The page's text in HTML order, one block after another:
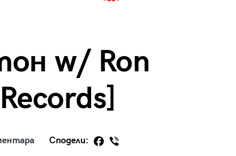
w/ Ron
Сподели:Tender is the Wine – Какво